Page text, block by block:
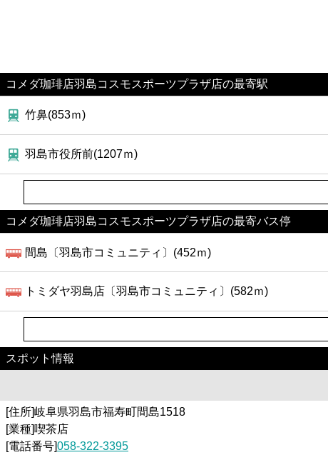
コメダ珈琲店羽島コスモスポーツプラザ店の最寄駅
竹鼻(853ｍ)
羽島市役所前(1207ｍ)
コメダ珈琲店羽島コスモスポーツプラザ店の最寄バス停
間島〔羽島市コミュニティ〕(452ｍ)
トミダヤ羽島店〔羽島市コミュニティ〕(582ｍ)
スポット情報
[住所]岐阜県羽島市福寿町間島1518
[業種]喫茶店
[電話番号]058-322-3395